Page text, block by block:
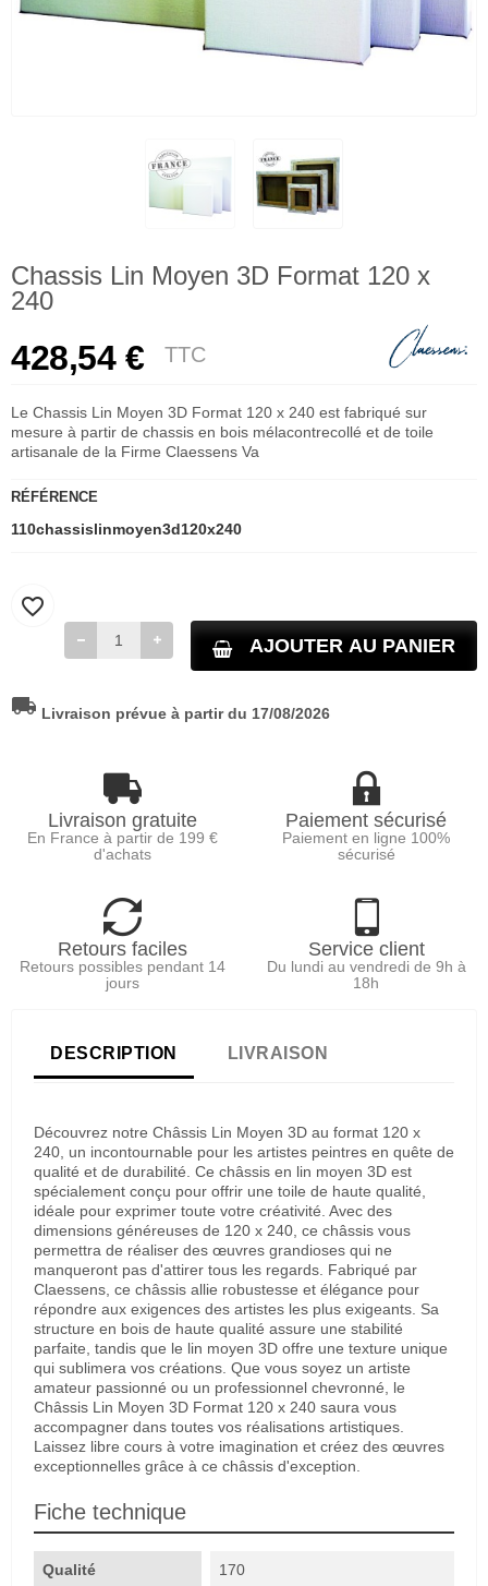
Chassis Lin Moyen 3D Format 120 x
240
428,54 € TTC
Le Chassis Lin Moyen 3D Format 120 x 240 est fabriqué sur
mesure à partir de chassis en bois mélacontrecollé et de toile
artisanale de la Firme Claessens Va
RÉFÉRENCE
110chassislinmoyen3d120x240
AJOUTER AU PANIER
favorite_border
local_shipping Livraison prévue à partir du 17/08/2026
Livraison gratuite
En France à partir de 199 €
d'achats
Paiement sécurisé
Paiement en ligne 100%
sécurisé
Retours faciles
Retours possibles pendant 14
jours
Service client
Du lundi au vendredi de 9h à
18h
DESCRIPTION LIVRAISON
Découvrez notre Châssis Lin Moyen 3D au format 120 x
240, un incontournable pour les artistes peintres en quête de
qualité et de durabilité. Ce châssis en lin moyen 3D est
spécialement conçu pour offrir une toile de haute qualité,
idéale pour exprimer toute votre créativité. Avec des
dimensions généreuses de 120 x 240, ce châssis vous
permettra de réaliser des œuvres grandioses qui ne
manqueront pas d'attirer tous les regards. Fabriqué par
Claessens, ce châssis allie robustesse et élégance pour
répondre aux exigences des artistes les plus exigeants. Sa
structure en bois de haute qualité assure une stabilité
parfaite, tandis que le lin moyen 3D offre une texture unique
qui sublimera vos créations. Que vous soyez un artiste
amateur passionné ou un professionnel chevronné, le
Châssis Lin Moyen 3D Format 120 x 240 saura vous
accompagner dans toutes vos réalisations artistiques.
Laissez libre cours à votre imagination et créez des œuvres
exceptionnelles grâce à ce châssis d'exception.
Fiche technique
Qualité 170